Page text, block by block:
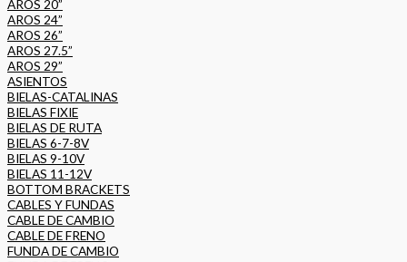
AROS 20”
AROS 24”
AROS 26”
AROS 27.5”
AROS 29”
ASIENTOS
BIELAS-CATALINAS
BIELAS FIXIE
BIELAS DE RUTA
BIELAS 6-7-8V
BIELAS 9-10V
BIELAS 11-12V
BOTTOM BRACKETS
CABLES Y FUNDAS
CABLE DE CAMBIO
CABLE DE FRENO
FUNDA DE CAMBIO